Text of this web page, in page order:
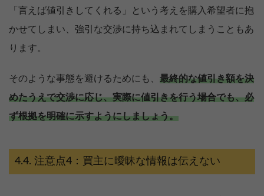
「言えば値引きしてくれる」という考えを購入希望者に抱
かせてしまい、強引な交渉に持ち込まれてしまうこともあ
ります。
そのような事態を避けるためにも、 最終的な値引き額を決
めたうえで交渉に応じ、実際に値引きを行う場合でも、必
ず根拠を明確に示すようにしましょう。
注意点4：買主に曖昧な情報は伝えない